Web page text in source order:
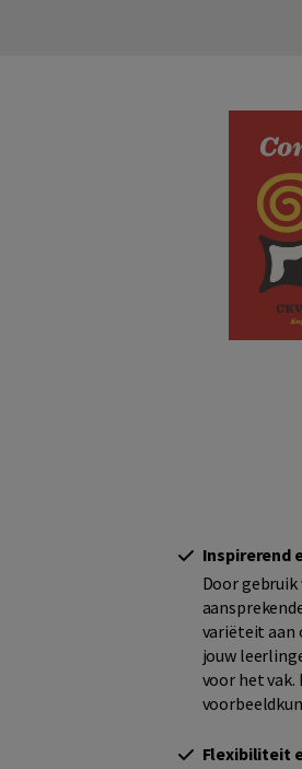
Inspirerend
Door
variëteit aan
jouw
voor het vak.
Flexibiliteit